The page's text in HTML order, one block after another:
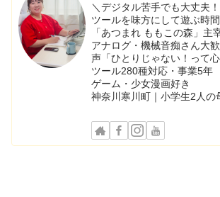
＼デジタル苦手でも大丈夫
ツールを味方にして遊ぶ時
「あつまれ ももこの森」主
アナログ・機械音痴さん大
声「ひとりじゃない！って心
ツール280種対応・事業5年
ゲーム・少女漫画好き
神奈川寒川町｜小学生2人の